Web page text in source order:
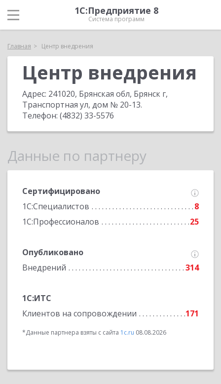
1С:Предприятие 8
Система программ
Главная Центр внедрения
Центр внедрения
Адрес: 241020, Брянская обл, Брянск г,
Транспортная ул, дом № 20-13.
Телефон: (4832) 33-5576
Данные по партнеру
Сертифицировано
1С:Специалистов
8
1С:Профессионалов
25
Опубликовано
Внедрений
314
1С:ИТС
Клиентов на сопровождении
171
*Данные партнера взяты с сайта 1c.ru 08.08.2026